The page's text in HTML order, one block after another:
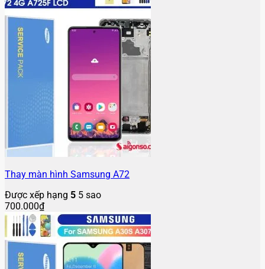
Thay màn hình Samsung A72
Được xếp hạng 5 5 sao
700.000₫